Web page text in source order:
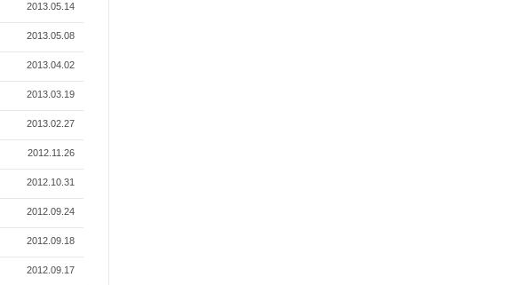
2013.05.14
2013.05.08
2013.04.02
2013.03.19
2013.02.27
2012.11.26
2012.10.31
2012.09.24
2012.09.18
2012.09.17